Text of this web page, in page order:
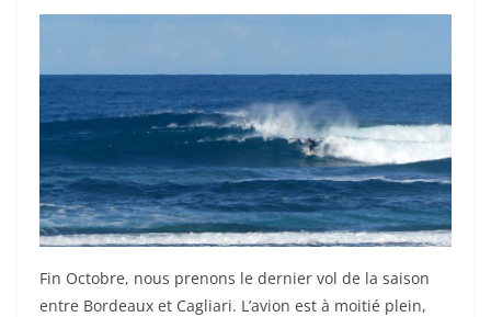
Fin Octobre, nous prenons le dernier vol de la saison
entre Bordeaux et Cagliari. L’avion est à moitié plein,